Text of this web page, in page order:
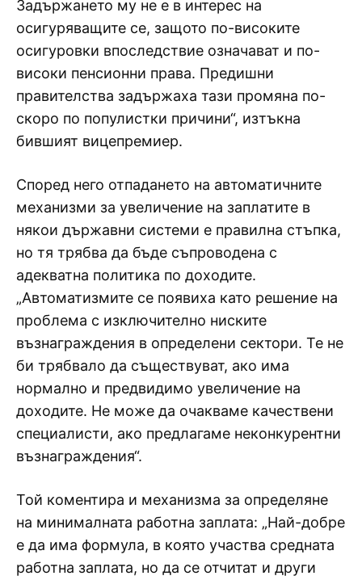
Задържането му не е в интерес на
осигуряващите се, защото по-високите
осигуровки впоследствие означават и по-
високи пенсионни права. Предишни
правителства задържаха тази промяна по-
скоро по популистки причини“, изтъкна
бившият вицепремиер.
Според него отпадането на автоматичните
механизми за увеличение на заплатите в
някои държавни системи е правилна стъпка,
но тя трябва да бъде съпроводена с
адекватна политика по доходите.
„Автоматизмите се появиха като решение на
проблема с изключително ниските
възнаграждения в определени сектори. Те не
би трябвало да съществуват, ако има
нормално и предвидимо увеличение на
доходите. Не може да очакваме качествени
специалисти, ако предлагаме неконкурентни
възнаграждения“.
Той коментира и механизма за определяне
на минималната работна заплата: „Най-добре
е да има формула, в която участва средната
работна заплата, но да се отчитат и други